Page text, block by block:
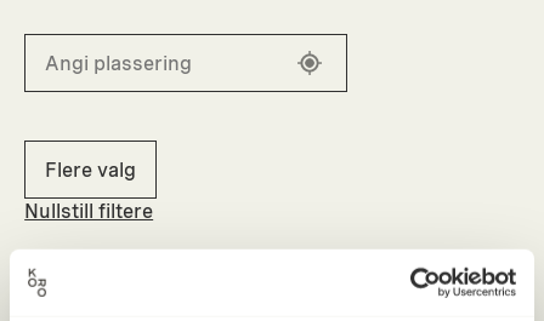
Flere valg
Nullstill filtere